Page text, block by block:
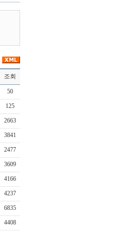
조회
50
125
2663
3841
2477
3609
4166
4237
6835
4408